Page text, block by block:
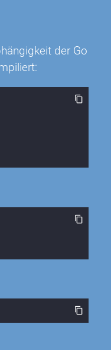
der Go